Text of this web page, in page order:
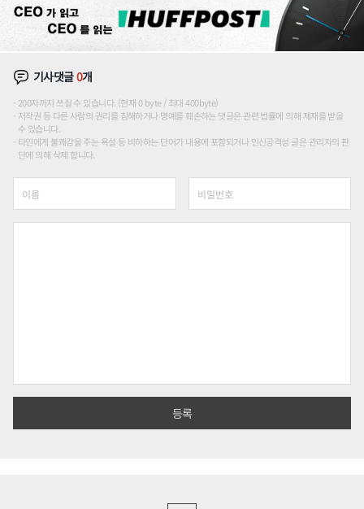
기사댓글0개
200자까지 쓰실 수 있습니다. (현재 0 byte / 최대 400byte)
저작권 등 다른 사람의 권리를 침해하거나 명예를 훼손하는 댓글은 관련 법률에 의해 제재를 받을
수 있습니다.
타인에게 불쾌감을 주는 욕설 등 비하하는 단어가 내용에 포함되거나 인신공격성 글은 관리자의 판
단에 의해 삭제 합니다.